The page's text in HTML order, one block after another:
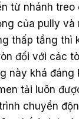
từ nhánh treo
của pully và
thấp tầng thì
đối với các
này khá đáng
tải luôn
chuyển